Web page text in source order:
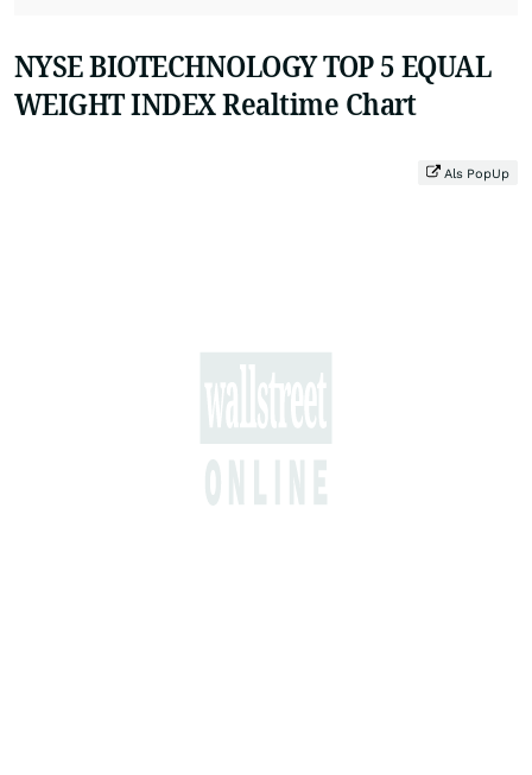
NYSE BIOTECHNOLOGY TOP 5 EQUAL
WEIGHT INDEX Realtime Chart
Als PopUp